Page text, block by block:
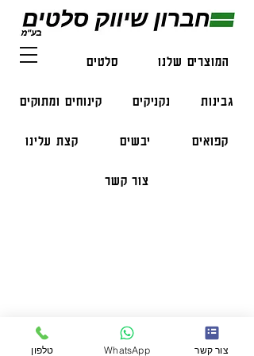
המוצרים שלנו סלטים דגים
גבינות נקניקים קינוחים ומתוקים
קפואים יבשים קצת עלינו
צור קשר
הזמנות בווצאפ:
050-47-57-365
051-296-2006
טלפון WhatsApp צור קשר